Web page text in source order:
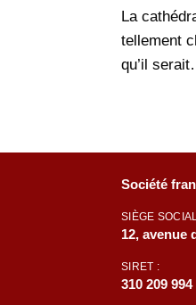
La
tellement
qu’il
Société
SIÈGE
12, avenue
SIRET :
310 209 994